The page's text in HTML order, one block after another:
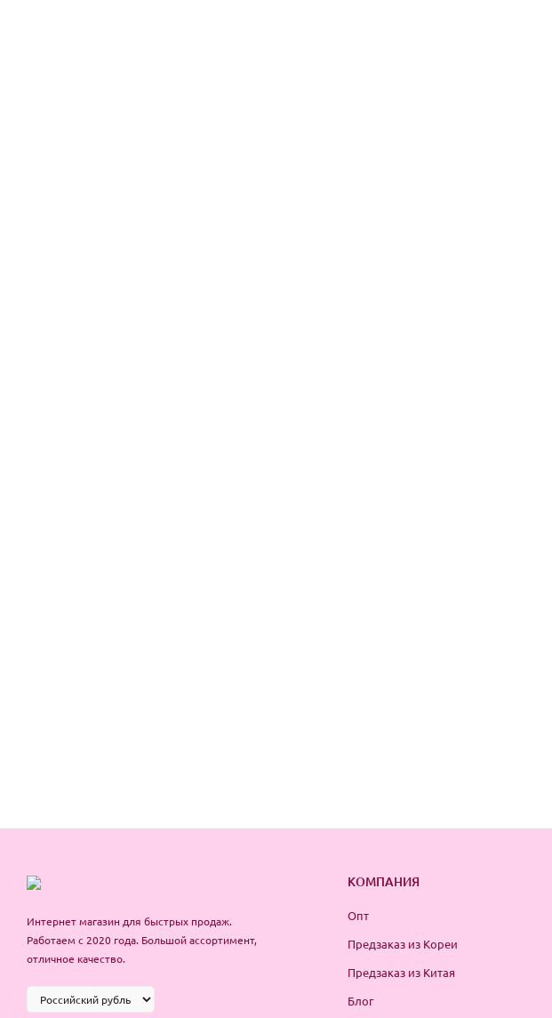
Интернет магазин для быстрых продаж.
Работаем с 2020 года. Большой ассортимент,
отличное качество.
КОМПАНИЯ
Опт
Предзаказ из Кореи
Предзаказ из Китая
Блог